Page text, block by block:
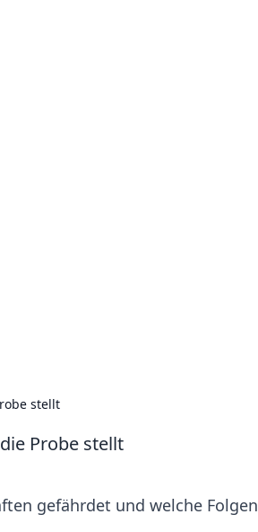
stellt
Probe stellt
gefährdet und welche Folgen